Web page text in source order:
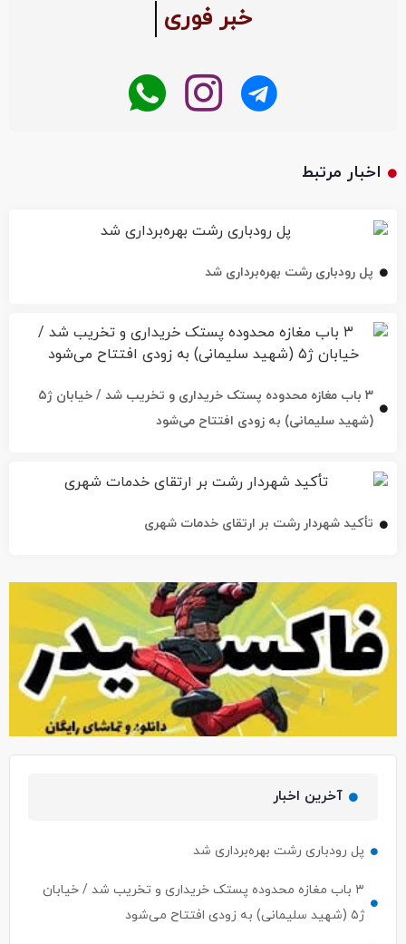
پل رودباری رشت بهره‌برداری شد
تأکید شهردار رشت بر ارتقای خدمات شهری
آخرین اخبار
۳ باب مغازه محدوده پستک خریداری و تخریب شد / خیابان
تأکید شهردار رشت بر ارتقای خدمات شهری